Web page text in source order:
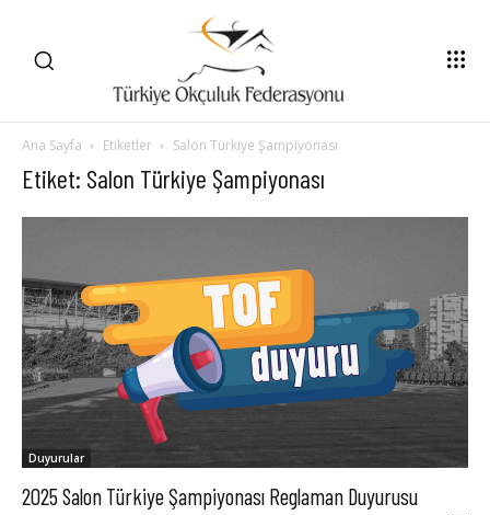
Ana Sayfa Etiketler Salon Türkiye Şampiyonası
Etiket: Salon Türkiye Şampiyonası
Duyurular
2025 Salon Türkiye Şampiyonası Reglaman Duyurusu